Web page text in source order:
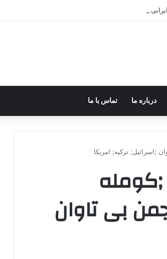
چه خواهد کرد؟
درباره ما تماس با ما
;اسرائیل; ترکیه; امریکا
;کومله
بی تاوان